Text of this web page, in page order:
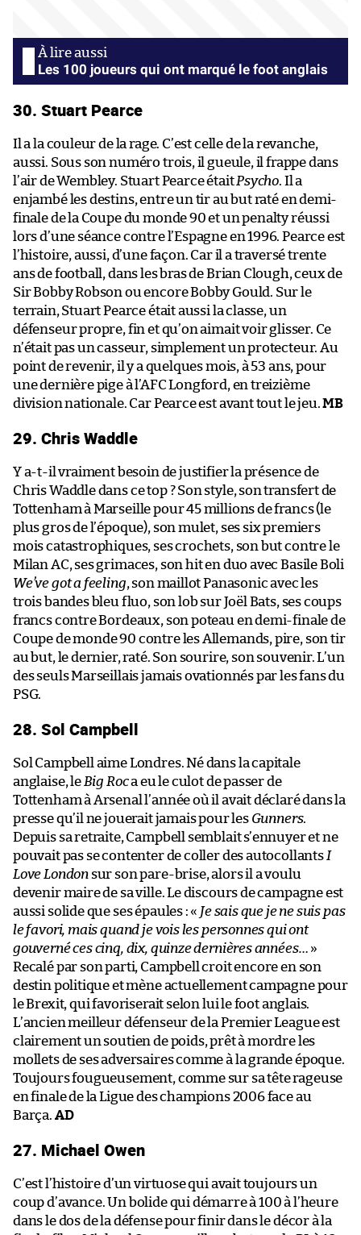
Les 100 joueurs qui ont marqué le foot anglais
30. Stuart Pearce
Il a la couleur de la rage. C’est celle de la revanche,
aussi. Sous son numéro trois, il gueule, il frappe dans
l’air de Wembley. Stuart Pearce étaitPsycho. Il a
enjambé les destins, entre un tir au but raté en demi-
finale de la Coupe du monde 90 et un penalty réussi
lors d’une séance contre l’Espagne en 1996. Pearce est
l’histoire, aussi, d’une façon. Car il a traversé trente
ans de football, dans les bras de Brian Clough, ceux de
Sir Bobby Robson ou encore Bobby Gould. Sur le
terrain, Stuart Pearce était aussi la classe, un
défenseur propre, fin et qu’on aimait voir glisser. Ce
n’était pas un casseur, simplement un protecteur. Au
point de revenir, il y a quelques mois, à 53 ans, pour
une dernière pige à l’AFC Longford, en treizième
division nationale. Car Pearce est avant tout le jeu.MB
29. Chris Waddle
Y a-t-il vraiment besoin de justifier la présence de
Chris Waddle dans ce top ? Son style, son transfert de
Tottenham à Marseille pour 45 millions de francs (le
plus gros de l’époque), son mulet, ses six premiers
mois catastrophiques, ses crochets, son but contre le
Milan AC, ses grimaces, son hit en duo avec Basile Boli
We’ve got a feeling, son maillot Panasonic avec les
trois bandes bleu fluo, son lob sur Joël Bats, ses coups
francs contre Bordeaux, son poteau en demi-finale de
Coupe de monde 90 contre les Allemands, pire, son tir
au but, le dernier, raté. Son sourire, son souvenir. L’un
des seuls Marseillais jamais ovationnés par les fans du
PSG.
28. Sol Campbell
Sol Campbell aime Londres. Né dans la capitale
anglaise, le Big Roca eu le culot de passer de
Tottenham à Arsenal l’année où il avait déclaré dans la
presse qu’il ne jouerait jamais pour les Gunners.
Depuis sa retraite, Campbell semblait s’ennuyer et ne
pouvait pas se contenter de coller des autocollants I
Love London sur son pare-brise, alors il a voulu
devenir maire de sa ville. Le discours de campagne est
aussi solide que ses épaules : « Je sais que je ne suis pas
le favori, mais quand je vois les personnes qui ont
gouverné ces cinq, dix, quinze dernières années… »
Recalé par son parti, Campbell croit encore en son
destin politique et mène actuellement campagne pour
le Brexit, qui favoriserait selon lui le foot anglais.
L’ancien meilleur défenseur de la Premier League est
clairement un soutien de poids, prêt à mordre les
mollets de ses adversaires comme à la grande époque.
Toujours fougueusement, comme sur sa tête rageuse
en finale de la Ligue des champions 2006 face au
Barça. AD
27. Michael Owen
​C’est l’histoire d’un virtuose qui avait toujours un
coup d’avance. Un bolide qui démarre à 100 à l’heure
dans le dos de la défense pour finir dans le décor à la